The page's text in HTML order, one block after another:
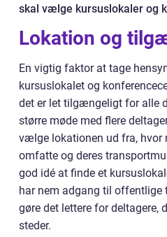
skal vælge kursuslokaler og
Lokation og
En vigtig faktor at tage
kursuslokalet og
det er let tilgængeligt for alle
større møde med flere
vælge lokationen ud fra, hvor
omfatte og deres
god idé at finde et
har nem adgang til offentlige
gøre det lettere for deltagere,
steder.